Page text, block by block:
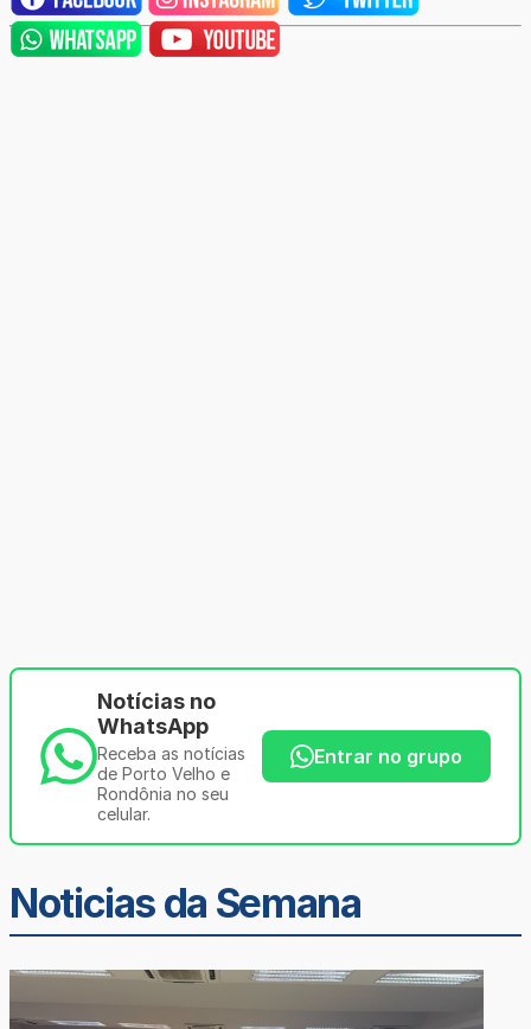
Notícias no
WhatsApp
Receba as notícias
de Porto Velho e
Rondônia no seu
celular.
Entrar no grupo
Noticias da Semana